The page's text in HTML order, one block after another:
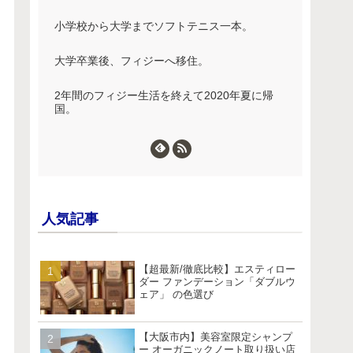
小学校から大学までソフトテニス一本。
大学卒業後、フィジーへ移住。
2年間のフィジー生活を終えて2020年夏に帰
国。
人気記事
【超最新/徹底比較】エスティロー
ダー ファンデーション「ダブルウ
ェア」 の色選び
【大阪市内】美容室限定シャンプ
ー オーガニックノート取り扱い店